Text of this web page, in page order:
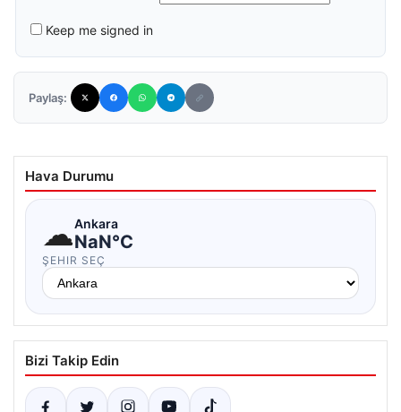
Keep me signed in
Paylaş:
Hava Durumu
☁Ankara
NaN°C
ŞEHIR SEÇ
Bizi Takip Edin